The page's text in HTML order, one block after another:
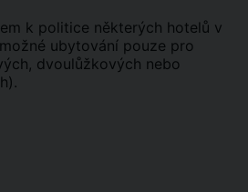
k politice některých hotelů v
ubytování pouze pro
dvoulůžkových nebo